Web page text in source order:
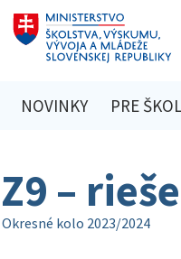
NOVINKY PRE
–
kolo 2023/2024